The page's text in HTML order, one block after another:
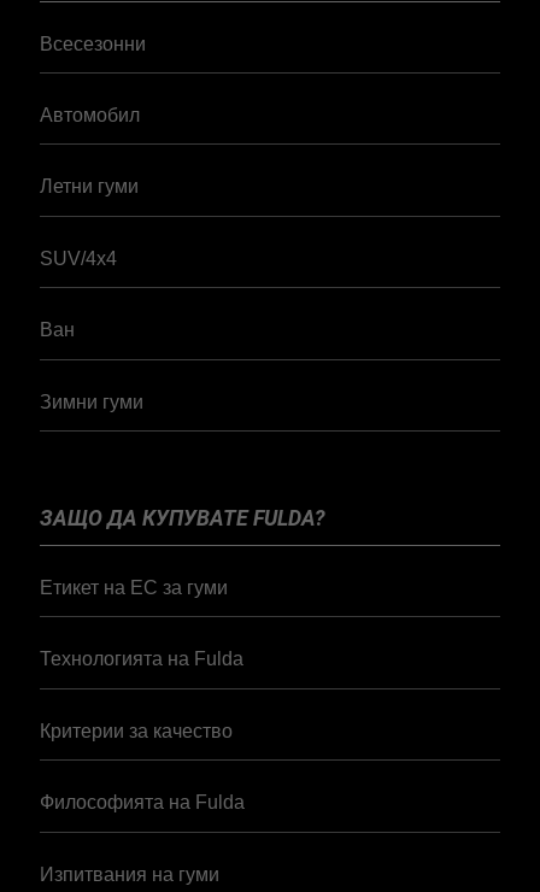
Всесезонни
Автомобил
Летни гуми
SUV/4x4
Ван
Зимни гуми
ЗАЩО ДА КУПУВАТЕ FULDA?
Етикет на ЕС за гуми
Технологията на Fulda
Критерии за качество
Философията на Fulda
Изпитвания на гуми